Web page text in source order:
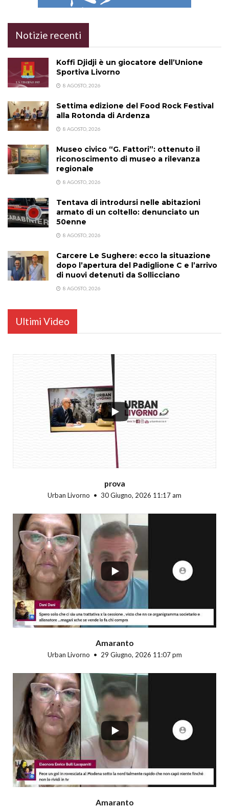
Notizie recenti
Koffi Djidji è un giocatore dell’Unione
Sportiva Livorno
8 AGOSTO, 2026
Settima edizione del Food Rock Festival
alla Rotonda di Ardenza
8 AGOSTO, 2026
Museo civico “G. Fattori”: ottenuto il
riconoscimento di museo a rilevanza
regionale
8 AGOSTO, 2026
Tentava di introdursi nelle abitazioni
armato di un coltello: denunciato un
50enne
8 AGOSTO, 2026
Carcere Le Sughere: ecco la situazione
dopo l’apertura del Padiglione C e l’arrivo
di nuovi detenuti da Sollicciano
8 AGOSTO, 2026
Ultimi Video
prova
Urban Livorno 30 Giugno, 2026 11:17 am
Amaranto
Urban Livorno 29 Giugno, 2026 11:07 pm
Amaranto